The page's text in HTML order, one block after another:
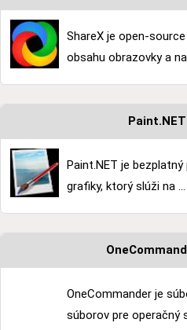
ShareX je open-
obsahu obrazovky a
Paint.NET je
grafiky, ktorý slúži na ...
OneCommander je
súborov pre operačný